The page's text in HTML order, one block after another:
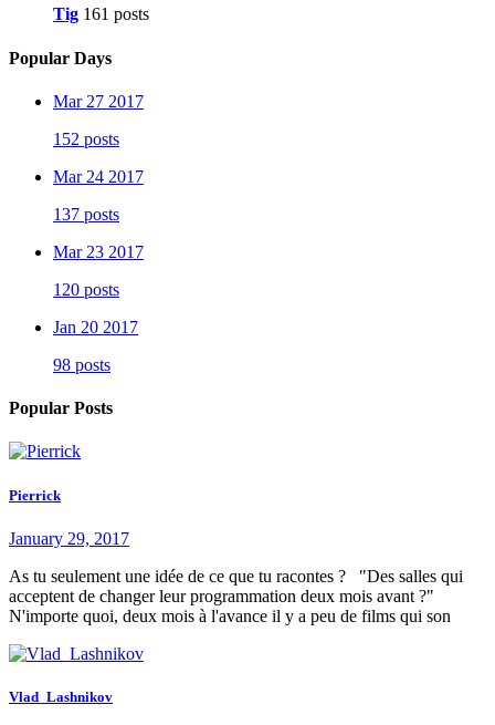
Tig 161 posts
Popular Days
Mar 27 2017
152 posts
Mar 24 2017
137 posts
Mar 23 2017
120 posts
Jan 20 2017
98 posts
Popular Posts
Pierrick
January 29, 2017
As tu seulement une idée de ce que tu racontes ? "Des salles qui
acceptent de changer leur programmation deux mois avant ?"
N'importe quoi, deux mois à l'avance il y a peu de films qui son
Vlad_Lashnikov